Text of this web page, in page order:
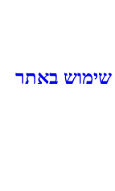
שימוש באתר